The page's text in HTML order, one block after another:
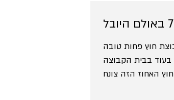
חוץ פחות טובה
בבית הקבוצה
בחוץ האחוז הזה צונח